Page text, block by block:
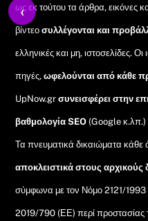
ως εκ τούτου τα άρθρα, εικόνες
βίντεοσυλλέγονται και
ελληνικές και μη, ιστοσελίδες. Οι
πηγές,ωφελούνται από κάθε
UpNow.gr συνεισφέρει στην
βαθμολογία SEO (Google
Τα πνευματικά δικαιώματα κάθε
αποκλειστικά στους αρχικούς
σύμφωνα με τον Νόμο 2121/1993
2019/790 (ΕΕ) περί προστασίας
‹